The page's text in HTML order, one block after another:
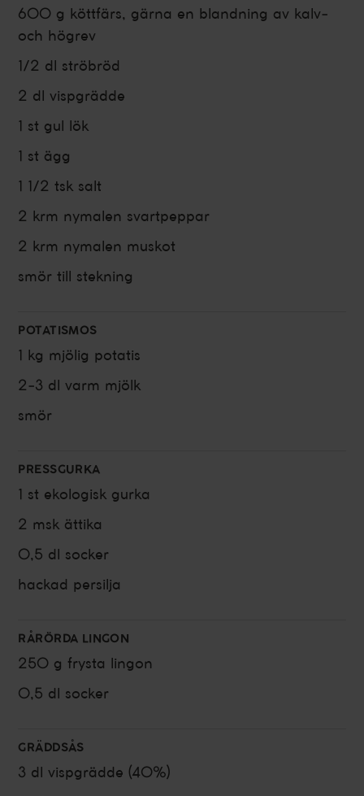
600 g köttfärs, gärna en blandning av kalv-
och högrev
1/2 dl ströbröd
2 dl vispgrädde
1 st gul lök
1 st ägg
1 1/2 tsk salt
2 krm nymalen svartpeppar
2 krm nymalen muskot
smör till stekning
POTATISMOS
1 kg mjölig potatis
2-3 dl varm mjölk
smör
PRESSGURKA
1 st ekologisk gurka
2 msk ättika
0,5 dl socker
hackad persilja
RÅRÖRDA LINGON
250 g frysta lingon
0,5 dl socker
GRÄDDSÅS
3 dl vispgrädde (40%)